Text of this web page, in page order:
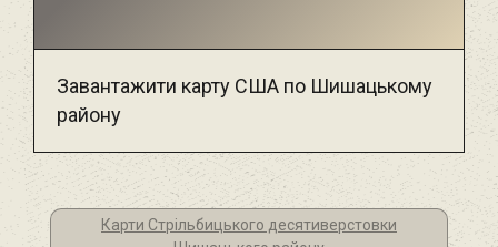
Завантажити карту США по Шишацькому
району
Карти Стрільбицького десятиверстовки